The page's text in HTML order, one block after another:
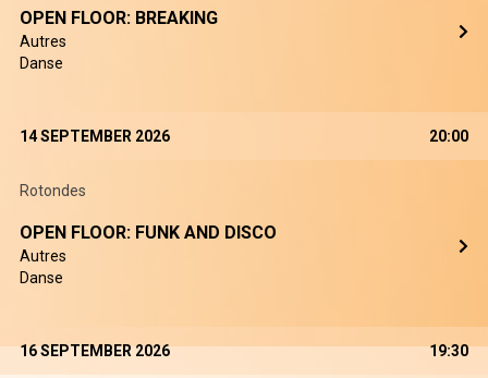
OPEN FLOOR: BREAKING
Autres
Danse
14 SEPTEMBER 2026 20:00
Rotondes
OPEN FLOOR: FUNK AND DISCO
Autres
Danse
16 SEPTEMBER 2026 19:30